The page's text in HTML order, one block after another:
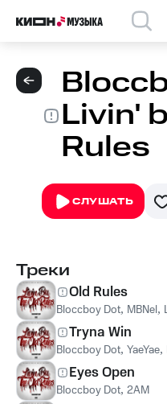
Livin'
Rules
СЛУШАТЬ
Треки
Old Rules
Bloccboy Dot, MBNel,
Tryna Win
Bloccboy Dot, YaeYae,
Eyes Open
Bloccboy Dot, 2AM